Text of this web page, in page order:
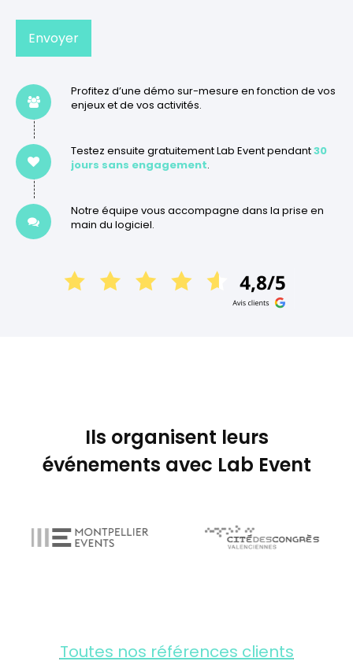
Envoyer
Profitez d’une démo sur-mesure en fonction de vos
enjeux et de vos activités.
Testez ensuite gratuitement Lab Event pendant30
jours sans engagement.
Notre équipe vous accompagne dans la prise en
main du logiciel.
Ils organisent leurs
événements avec Lab Event
Toutes nos références clients